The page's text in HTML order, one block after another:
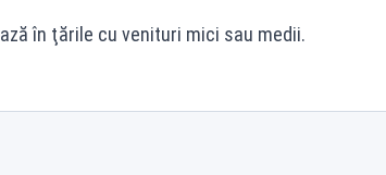
în ţările cu venituri mici sau medii.